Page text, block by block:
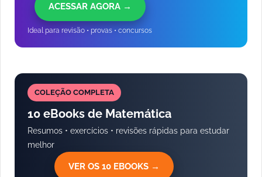
ACESSAR AGORA →
Ideal para revisão • provas • concursos
COLEÇÃO COMPLETA
10 eBooks de Matemática
Resumos • exercícios • revisões rápidas para estudar
melhor
VER OS 10 EBOOKS →